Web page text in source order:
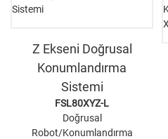
Z Ekseni Doğrusal
Konumlandırma
Sistemi
FSL80XYZ-L
Doğrusal
Robot/Konumlandırma